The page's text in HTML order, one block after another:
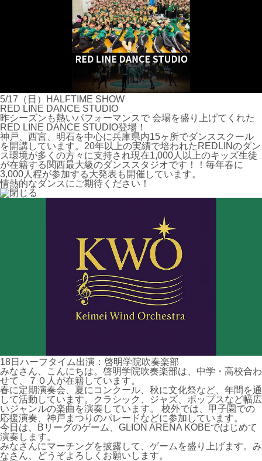
5/17（日）HALFTIME SHOW
RED LINE DANCE STUDIO
昨シーズンも熱いパフォーマンスで 会場を盛り上げてくれた
RED LINE DANCE STUDIO登場！
神戸、西宮、明石を中心に兵庫県内15ヶ所でダンススクール
を開講しています。20年以上の実績で培われたREDLINのダン
ス環境が多くの方々に支持され現在1,000人以上のキッズ生徒
が在籍する関西最大級のダンススタジオです！！毎年春に
3,000人程が参加する大発表も開催しています。
情熱的なダンスにご期待ください！
18日ハーフタイム出演：啓明学院吹奏楽部
みなさん、こんにちは。啓明学院吹奏楽部は、中学・高校合わ
せて、７０人が在籍しています。
春に定期演奏会、夏にコンクール、秋に文化祭など、年間を通
して活動しています。クラシック、ジャズ、ポップスなど幅広
いジャンルの楽曲を演奏しています。 校外では、甲子園での
応援演奏、神戸まつりのパレードなどに参加しています。
今日は、Bリーグのゲーム、GLION ARENA KOBEではじめて
演奏します。
みなさんにマーチングを披露して、ゲームを盛り上げます。み
なさん、どうぞよろしくお願いします。